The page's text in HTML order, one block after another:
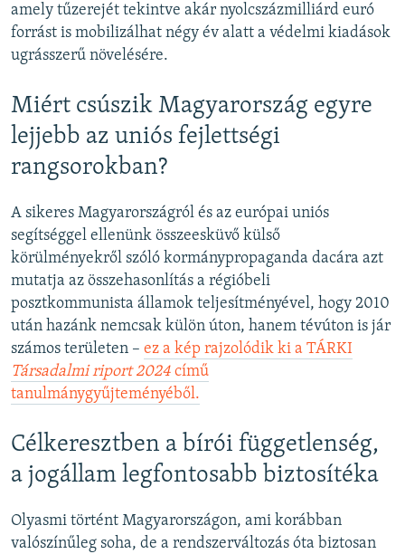
amely tűzerejét tekintve akár nyolcszázmilliárd euró
forrást is mobilizálhat négy év alatt a védelmi kiadások
ugrásszerű növelésére.
Miért csúszik Magyarország egyre
lejjebb az uniós fejlettségi
rangsorokban?
A sikeres Magyarországról és az európai uniós
segítséggel ellenünk összeesküvő külső
körülményekről szóló kormánypropaganda dacára azt
mutatja az összehasonlítás a régióbeli
posztkommunista államok teljesítményével, hogy 2010
után hazánk nemcsak külön úton, hanem tévúton is jár
számos területen – ez a kép rajzolódik ki a TÁRKI
Társadalmi riport 2024 című
tanulmánygyűjteményéből.
Célkeresztben a bírói függetlenség,
a jogállam legfontosabb biztosítéka
Olyasmi történt Magyarországon, ami korábban
valószínűleg soha, de a rendszerváltozás óta biztosan